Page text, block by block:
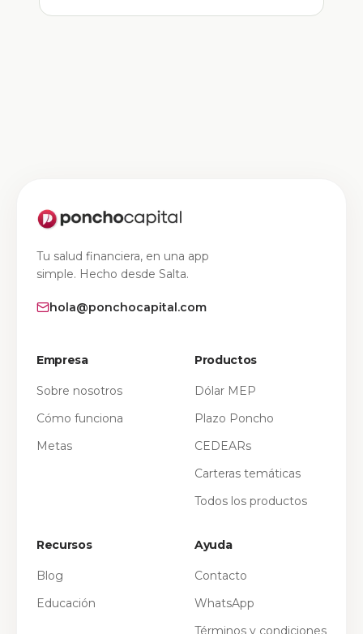
Tu salud financiera, en una app
simple. Hecho desde Salta.
hola@ponchocapital.com
Empresa
Sobre nosotros
Cómo funciona
Metas
Productos
Dólar MEP
Plazo Poncho
CEDEARs
Carteras temáticas
Todos los productos
Recursos
Blog
Educación
Ayuda
Contacto
WhatsApp
Términos y condiciones